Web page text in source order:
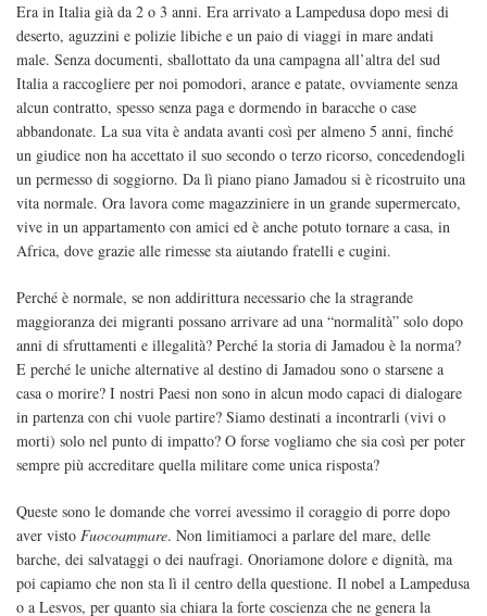
Era in Italia già da 2 o 3 anni. Era arrivato a Lampedusa dopo mesi di
deserto, aguzzini e polizie libiche e un paio di viaggi in mare andati
male. Senza documenti, sballottato da una campagna all’altra del sud
Italia a raccogliere per noi pomodori, arance e patate, ovviamente senza
alcun contratto, spesso senza paga e dormendo in baracche o case
abbandonate. La sua vita è andata avanti così per almeno 5 anni, finché
un giudice non ha accettato il suo secondo o terzo ricorso, concedendogli
un permesso di soggiorno. Da lì piano piano Jamadou si è ricostruito una
vita normale. Ora lavora come magazziniere in un grande supermercato,
vive in un appartamento con amici ed è anche potuto tornare a casa, in
Africa, dove grazie alle rimesse sta aiutando fratelli e cugini.
Perché è normale, se non addirittura necessario che la stragrande
maggioranza dei migranti possano arrivare ad una “normalità” solo dopo
anni di sfruttamenti e illegalità? Perché la storia di Jamadou è la norma?
E perché le uniche alternative al destino di Jamadou sono o starsene a
casa o morire? I nostri Paesi non sono in alcun modo capaci di dialogare
in partenza con chi vuole partire? Siamo destinati a incontrarli (vivi o
morti) solo nel punto di impatto? O forse vogliamo che sia così per poter
sempre più accreditare quella militare come unica risposta?
Queste sono le domande che vorrei avessimo il coraggio di porre dopo
aver visto Fuocoammare. Non limitiamoci a parlare del mare, delle
barche, dei salvataggi o dei naufragi. Onoriamone dolore e dignità, ma
poi capiamo che non sta lì il centro della questione. Il nobel a Lampedusa
o a Lesvos, per quanto sia chiara la forte coscienza che ne genera la